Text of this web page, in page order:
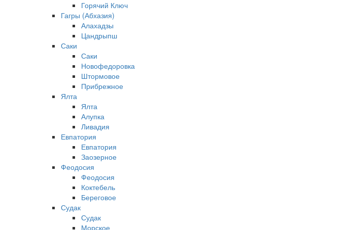
Горячий Ключ
Гагры (Абхазия)
Алахадзы
Цандрыпш
Саки
Саки
Новофедоровка
Штормовое
Прибрежное
Ялта
Ялта
Алупка
Ливадия
Евпатория
Евпатория
Заозерное
Феодосия
Феодосия
Коктебель
Береговое
Судак
Судак
Морское